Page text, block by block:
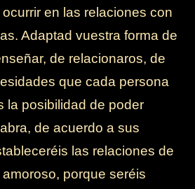
en las relaciones con
Adaptad vuestra forma de
de relacionaros, de
que cada persona
la posibilidad de poder
de acuerdo a sus
las relaciones de
porque seréis